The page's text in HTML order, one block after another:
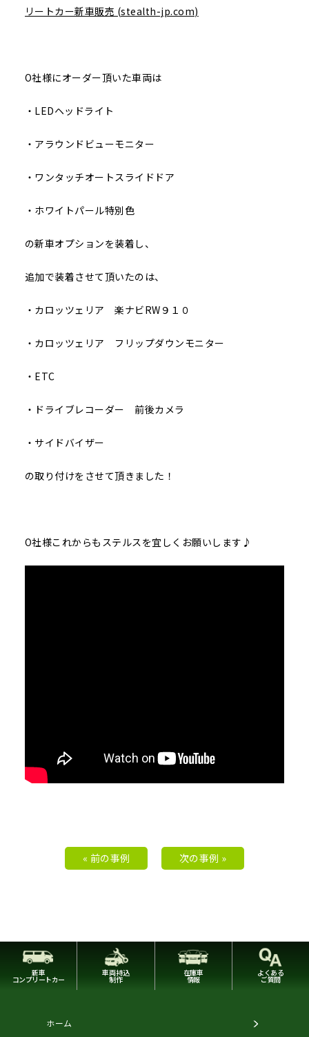
リートカー新車販売 (stealth-jp.com)
O社様にオーダー頂いた車両は
・LEDヘッドライト
・アラウンドビューモニター
・ワンタッチオートスライドドア
・ホワイトパール特別色
の新車オプションを装着し、
追加で装着させて頂いたのは、
・カロッツェリア 楽ナビRW９１０
・カロッツェリア フリップダウンモニター
・ETC
・ドライブレコーダー 前後カメラ
・サイドバイザー
の取り付けをさせて頂きました！
O社様これからもステルスを宜しくお願いします♪
« 前の事例 次の事例 »
新車
コンプリートカー
車両持込
制作
在庫車
情報
よくある
ご質問
ホーム